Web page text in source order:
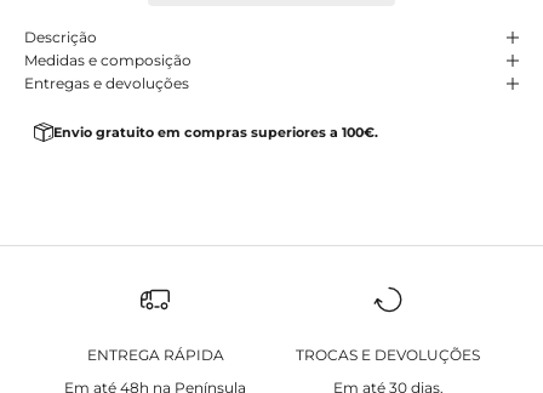
Descrição
Medidas e composição
Entregas e devoluções
Envio gratuito em compras superiores a 100€.
ENTREGA RÁPIDA
Em até 48h na Península
TROCAS E DEVOLUÇÕES
Em até 30 dias.